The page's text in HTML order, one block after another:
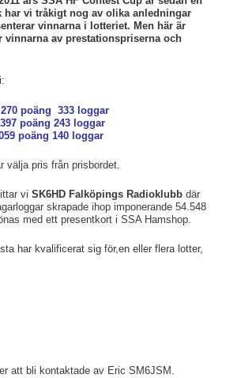
har vi tråkigt nog av olika anledningar
vinnarna i lotteriet. Men här är
vinnarna av prestationspriserna och
poäng 333 loggar
poäng 243 loggar
poäng 140 loggar
välja pris från prisbordet.
viSK6HD Falköpings Radioklubb där
skrapade ihop imponerande 54.548
med ett presentkort i SSA Hamshop.
har kvalificerat sig för,en eller flera lotter,
att bli kontaktade av Eric SM6JSM.